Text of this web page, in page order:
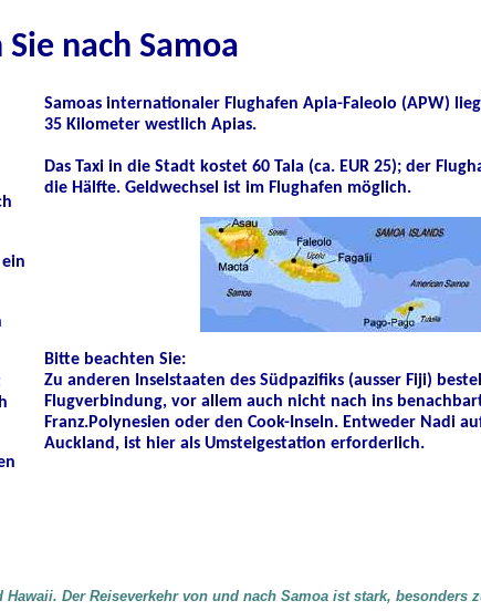
nach Samoa
ein
Samoas internationaler Flughafen Apia-Faleolo (APW)
35 Kilometer westlich Apias.
Das Taxi in die Stadt kostet 60 Tala (ca. EUR 25); der
die Hälfte. Geldwechsel ist im Flughafen möglich.
Bitte beachten Sie:
Zu anderen Inselstaaten des Südpazifiks (ausser Fiji)
Flugverbindung, vor allem auch nicht nach ins
Franz.Polynesien oder den Cook-Inseln. Entweder Nadi
Auckland, ist hier als Umsteigestation erforderlich.
Der Reiseverkehr von und nach Samoa ist stark, besonders